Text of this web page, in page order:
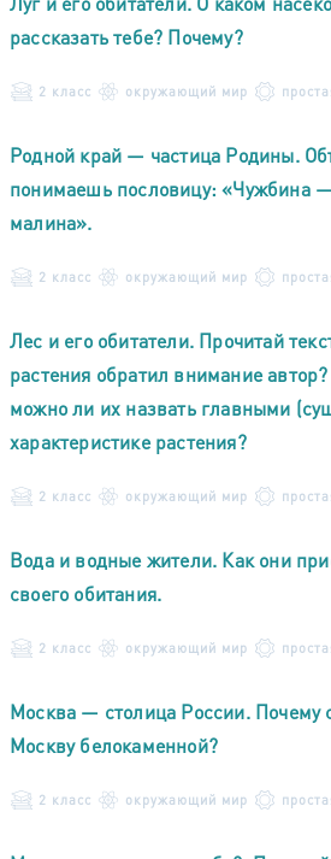
рассказать тебе? Почему?
2 класс окружающий мир
Родной край — частица Родины.
понимаешь пословицу: «Чужбина
малина».
2 класс окружающий мир
Лес и его обитатели. Прочитай
растения обратил внимание
можно ли их назвать главными
характеристике растения?
2 класс окружающий мир
Вода и водные жители. Как они
своего обитания.
2 класс окружающий мир
Москва — столица России. Почему
Москву белокаменной?
2 класс окружающий мир